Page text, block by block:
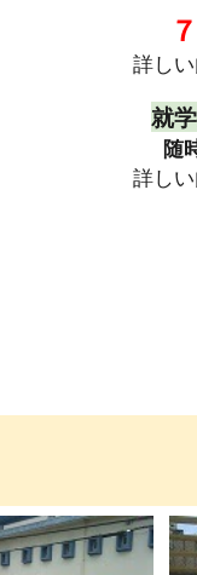
詳し
就
随
詳し